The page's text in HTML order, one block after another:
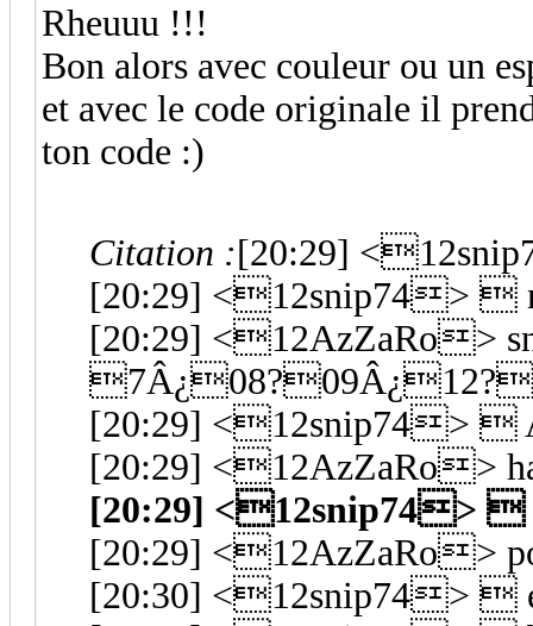
Rheuuu !!!
Bon alors avec couleur ou un
et avec le code originale il
ton code :)
Citation :[20:29]
[20:29] <12snip74> 
[20:29] <12AzZaRo>
[20:29] <12snip74> 
[20:29] <12AzZaRo>
[20:29] <12snip74> 
[20:29] <12AzZaRo>
[20:30] <12snip74> 